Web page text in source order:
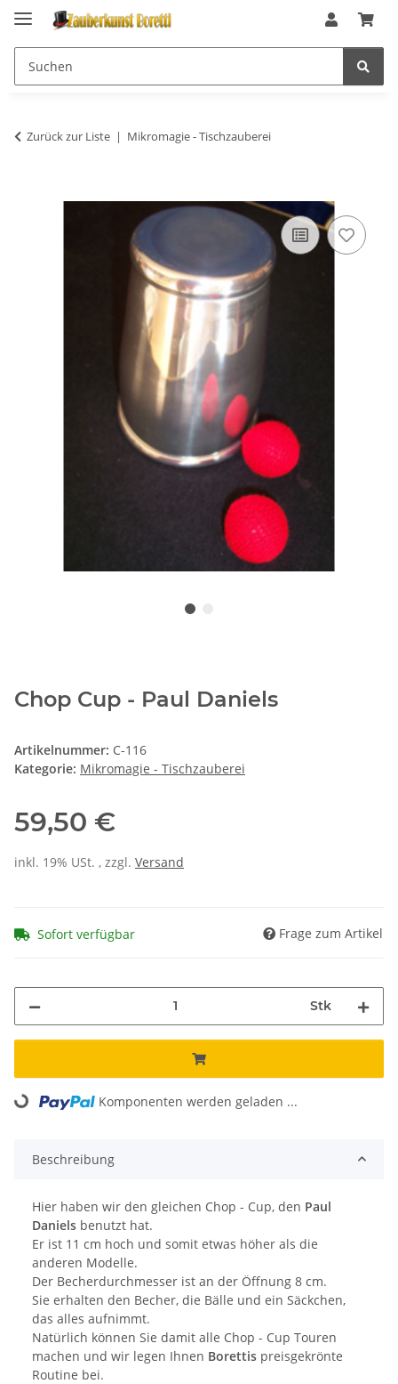
Zurück zur Liste Mikromagie - Tischzauberei
Chop Cup - Paul Daniels
Artikelnummer: C-116
Kategorie: Mikromagie - Tischzauberei
59,50 €
inkl. 19% USt. , zzgl. Versand
Sofort verfügbar Frage zum Artikel
Stk
Loading... Komponenten werden geladen ...
Beschreibung
Hier haben wir den gleichen Chop - Cup, den Paul
Daniels benutzt hat.
Er ist 11 cm hoch und somit etwas höher als die
anderen Modelle.
Der Becherdurchmesser ist an der Öffnung 8 cm.
Sie erhalten den Becher, die Bälle und ein Säckchen,
das alles aufnimmt.
Natürlich können Sie damit alle Chop - Cup Touren
machen und wir legen Ihnen Borettis preisgekrönte
Routine bei.